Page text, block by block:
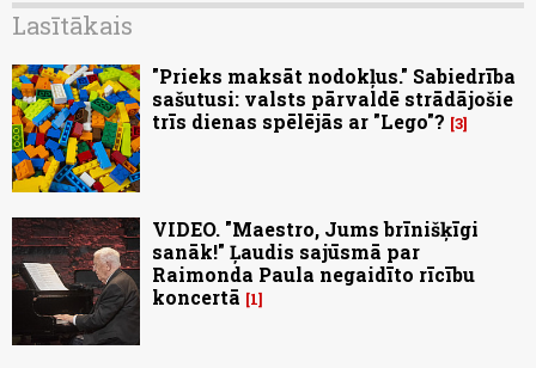
Lasītākais
"Prieks maksāt nodokļus." Sabiedrība
sašutusi: valsts pārvaldē strādājošie
trīs dienas spēlējās ar "Lego"? 3
VIDEO. "Maestro, Jums brīnišķīgi
sanāk!" Ļaudis sajūsmā par
Raimonda Paula negaidīto rīcību
koncertā
1